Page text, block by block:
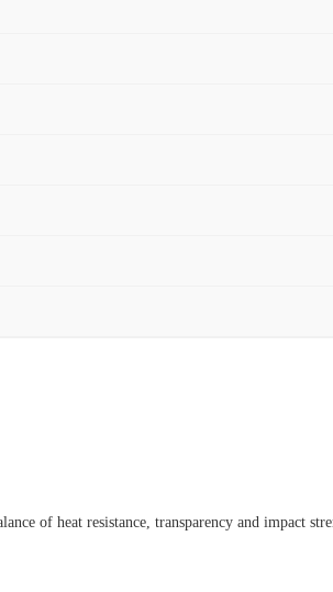
of heat resistance, transparency and impact